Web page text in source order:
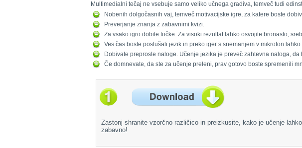
Multimedialni tečaj ne vsebuje samo veliko učnega gradiva, temveč tudi
Nobenih dolgočasnih vaj, temveč motivacijske igre, za katere boste
Preverjanje znanja z zabavnimi kvizi.
Za vsako igro dobite točke. Za visoki rezultat lahko osvojite bronasto,
Ves čas boste poslušali jezik in preko iger s snemanjem v mikrofon
Dobivate preproste naloge. Učenje jezika je preveč zahtevna naloga,
Če domnevate, da ste za učenje preleni, prav gotovo boste spremenili
Zastonj shranite vzorčno različico in preizkusite, kako je učenje
zabavno!